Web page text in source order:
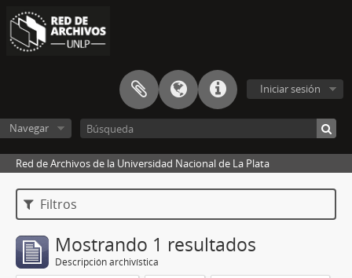
Iniciar sesión
Navegar
Red de Archivos de la Universidad Nacional de La Plata
Filtros
Mostrando 1 resultados
Descripción archivística